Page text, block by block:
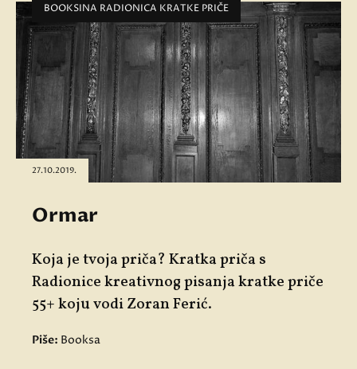
BOOKSINA RADIONICA KRATKE PRIČE
27.10.2019.
Ormar
Koja je tvoja priča? Kratka priča s
Radionice kreativnog pisanja kratke priče
55+ koju vodi Zoran Ferić.
Piše: Booksa